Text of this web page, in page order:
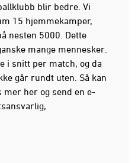
blir bedre. Vi
15 hjemmekamper,
nesten 5000. Dette
mange mennesker.
i snitt per match, og da
går rundt uten. Så kan
mer her og send en e-